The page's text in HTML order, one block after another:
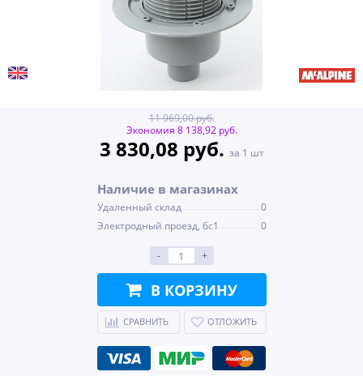
11 969,00 руб.
Экономия 8 138,92 руб.
3 830,08 руб. за 1 шт
Наличие в магазинах
Удаленный склад
0
Электродный проезд, 6с1
0
- +
В КОРЗИНУ
СРАВНИТЬ ОТЛОЖИТЬ